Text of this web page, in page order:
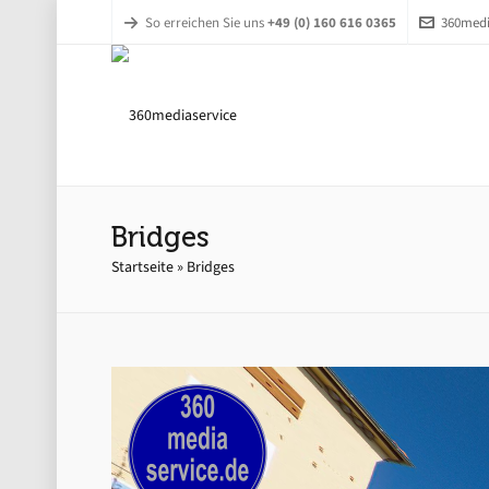
So erreichen Sie uns+49 (0) 160 616 0365
Bridges
Startseite » Bridges